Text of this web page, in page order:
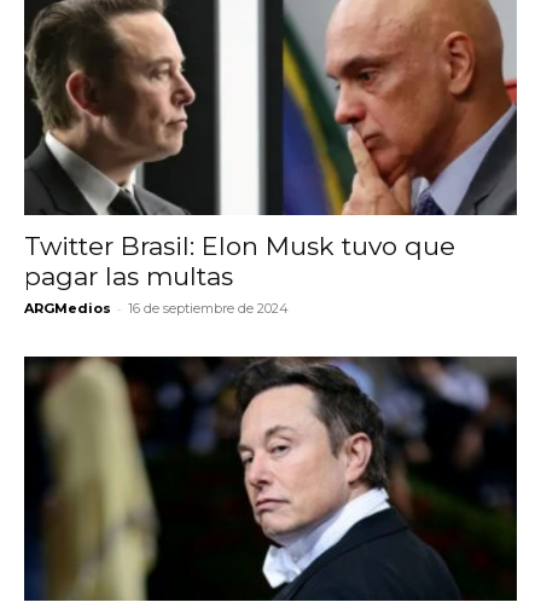
Twitter Brasil: Elon Musk tuvo que
pagar las multas
ARGMedios - 16 de septiembre de 2024